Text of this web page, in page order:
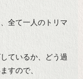
全て一人のトリマ
ているか、どう過
すので、